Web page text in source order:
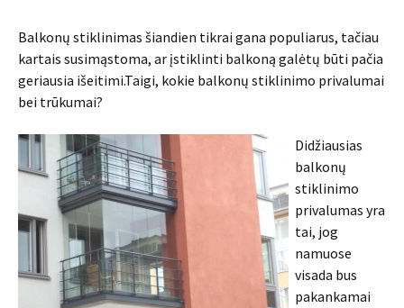
Balkonų stiklinimas šiandien tikrai gana populiarus, tačiau
kartais susimąstoma, ar įstiklinti balkoną galėtų būti pačia
geriausia išeitimi.Taigi, kokie balkonų stiklinimo privalumai
bei trūkumai?
Didžiausias
balkonų
stiklinimo
privalumas yra
tai, jog
namuose
visada bus
pakankamai